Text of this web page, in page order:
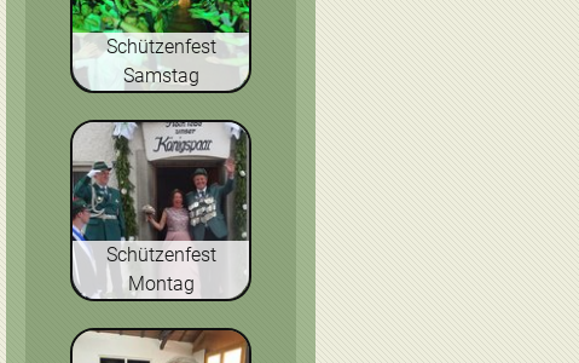
Schützenfest
Samstag
Schützenfest
Montag